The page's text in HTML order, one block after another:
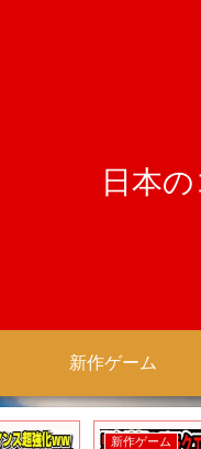
日本
新作ゲーム
新作ゲーム